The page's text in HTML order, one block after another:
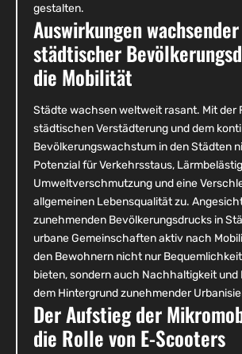
gestalten.
Auswirkungen wachsender
städtischer
die Mobilität
Städte wachsen weltweit rasant. Mit der
städtischen Verstädterung und dem
Bevölkerungswachstum in den Städten
Potenzial für Verkehrsstaus,
Umweltverschmutzung und eine
allgemeinen Lebensqualität zu.
zunehmenden Bevölkerungsdrucks in
urbane Gemeinschaften aktiv nach
den Bewohnern nicht nur
bieten, sondern auch Nachhaltigkeit und
dem Hintergrund zunehmender
Der Aufstieg der
die Rolle von E-Scooters